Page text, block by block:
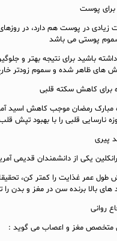
برای پوست
زیادی در پوست هم دارد، در
پوستی می باشد
داشته باشید برای نتیجه بهتر و
های ظاهر شده و سموم زودتر
برای کاهش سکته قلبی
مبارک رمضان موجب کاهش اسید
نارسایی قلبی را با بهبود تپش
پیری
یکی از دانشمندان قدیمی
طول عمر غذایت را کمتر کن،
های بالا برنده سن در مغز و بدن را
روانی
متخصص مغز و اعصاب می گوید :